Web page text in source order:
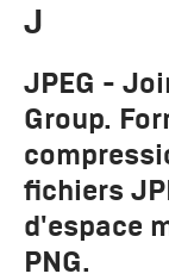
J
JPEG -
Group.
fichiers
d'espace
PNG.